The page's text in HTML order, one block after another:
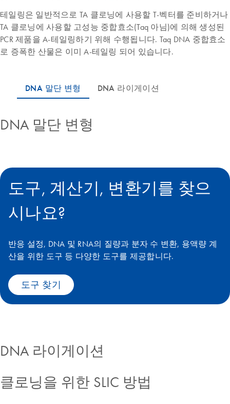
테일링은 일반적으로 TA 클로닝에 사용할 T-벡터를 준비하거나
TA 클로닝에 사용할 고성능 중합효소(Taq 아님)에 의해 생성된
PCR 제품을 A-테일링하기 위해 수행됩니다. Taq DNA 중합효소
로 증폭한 산물은 이미 A-테일링 되어 있습니다.
DNA 말단 변형
도구, 계산기, 변환기를 찾으
시나요?
반응 설정, DNA 및 RNA의 질량과 분자 수 변환, 용액량 계
산을 위한 도구 등 다양한 도구를 제공합니다.
도구 찾기
DNA 라이게이션
클로닝을 위한 SLIC 방법